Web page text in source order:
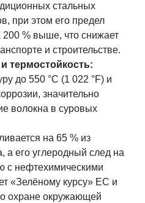
стальных
при этом его предел
200 % выше, что снижает
и строительстве.
термостойкость:
до 550 °C (1 022 °F) и
значительно
волокна в суровых
на 65 % из
а его углеродный след на
с нефтехимическими
«Зелёному курсу» ЕС и
охране окружающей